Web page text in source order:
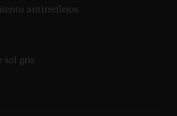
antirreflejos
sol gris